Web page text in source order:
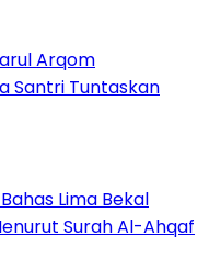
Arqom
Santri Tuntaskan
Lima Bekal
Surah Al-Ahqaf